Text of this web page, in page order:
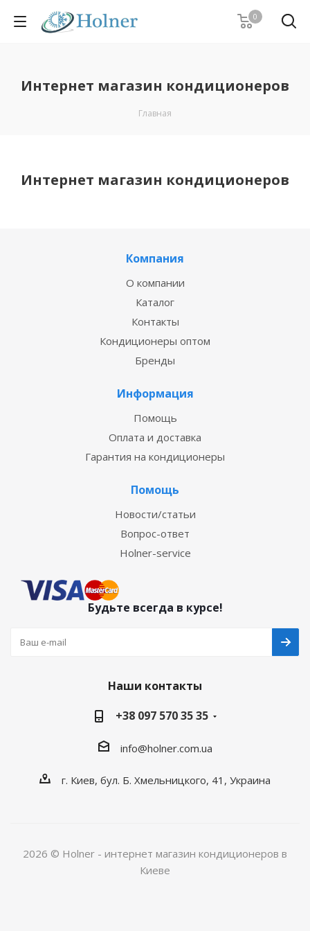
0
Интернет магазин кондиционеров
Главная
Интернет магазин кондиционеров
Компания
О компании
Каталог
Контакты
Кондиционеры оптом
Бренды
Информация
Помощь
Оплата и доставка
Гарантия на кондиционеры
Помощь
Новости/статьи
Вопрос-ответ
Holner-service
Будьте всегда в курсе!
Наши контакты
+38 097 570 35 35
info@holner.com.ua
г. Киев, бул. Б. Хмельницкого, 41, Украина
2026 © Holner - интернет магазин кондиционеров в
Киеве